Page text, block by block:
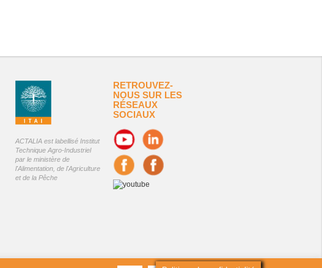
ACTALIA est labellisé Institut
Technique Agro-Industriel
par le ministère de
l'Alimentation, de l'Agriculture
et de la Pêche
RETROUVEZ-
NOUS SUR LES
RÉSEAUX
SOCIAUX